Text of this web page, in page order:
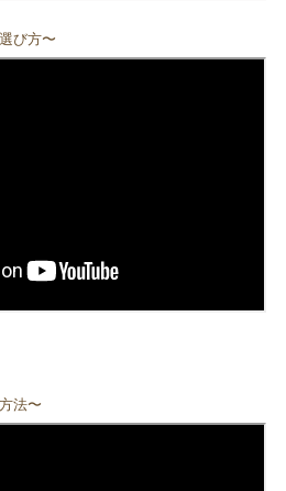
び方〜
法〜